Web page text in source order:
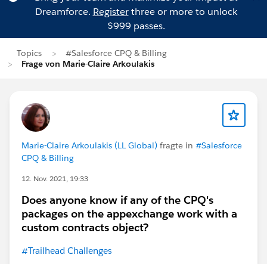
Dreamforce. Registerthree or more to unlock
$999 passes.
Topics
#Salesforce CPQ & Billing
Frage von Marie-Claire Arkoulakis
Marie-Claire Arkoulakis (LL Global) fragte in #Salesforce
CPQ & Billing
12. Nov. 2021, 19:33
Does anyone know if any of the CPQ's
packages on the appexchange work with a
custom contracts object?
#Trailhead Challenges